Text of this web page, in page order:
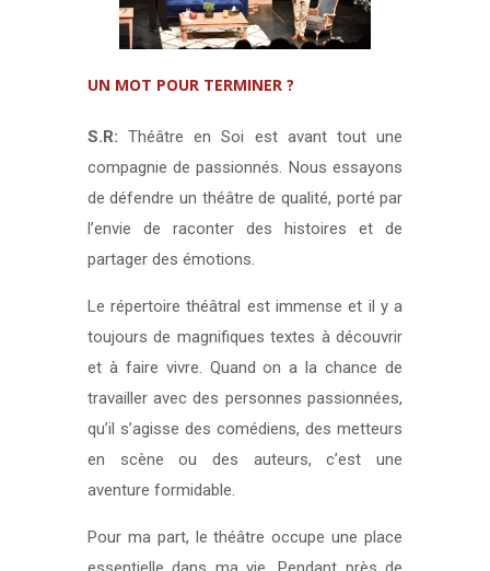
UN MOT POUR TERMINER ?
S.R: Théâtre en Soi est avant tout une
compagnie de passionnés. Nous essayons
de défendre un théâtre de qualité, porté par
l’envie de raconter des histoires et de
partager des émotions.
Le répertoire théâtral est immense et il y a
toujours de magnifiques textes à découvrir
et à faire vivre. Quand on a la chance de
travailler avec des personnes passionnées,
qu’il s’agisse des comédiens, des metteurs
en scène ou des auteurs, c’est une
aventure formidable.
Pour ma part, le théâtre occupe une place